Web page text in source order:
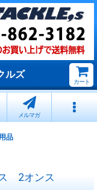
ルズ
カート
メルマガ
品
2オンス